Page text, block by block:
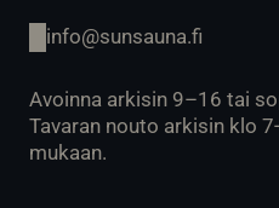
info@sunsauna.fi
Avoinna arkisin 9–16 tai
Tavaran nouto arkisin klo
mukaan.